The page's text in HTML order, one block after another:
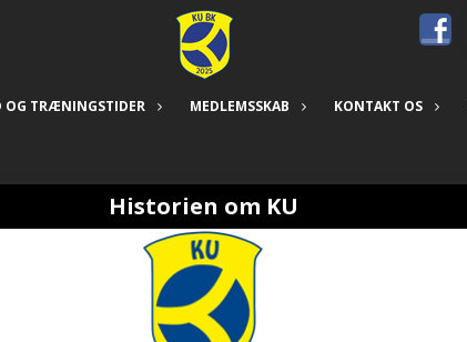
OG TRÆNINGSTIDER MEDLEMSSKAB KONTAKT OS
Historien om KU